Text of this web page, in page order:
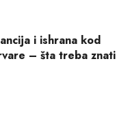
i ishrana kod
– šta treba znati